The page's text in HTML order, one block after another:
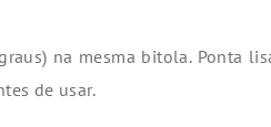
na mesma bitola. Ponta
de usar.